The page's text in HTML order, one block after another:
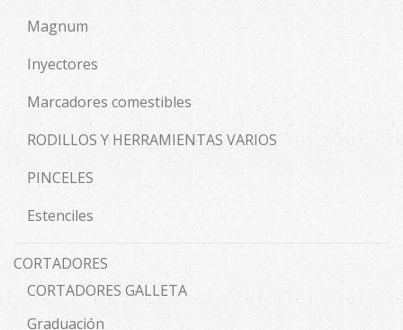
Magnum
Inyectores
Marcadores comestibles
RODILLOS Y HERRAMIENTAS VARIOS
PINCELES
Estenciles
CORTADORES
CORTADORES GALLETA
Graduación